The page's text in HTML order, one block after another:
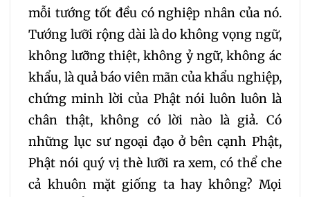
296 297 298
299 300 301
302 303 304
305 306 307
308 309 310
mỗi tướng tốt đều có nghiệp nhân của nó.
Tướng lưỡi rộng dài là do không vọng ngữ,
không lưỡng thiệt, không ỷ ngữ, không ác
khẩu, là quả báo viên mãn của khẩu nghiệp,
chứng minh lời của Phật nói luôn luôn là
chân thật, không có lời nào là giả. Có
những lục sư ngoại đạo ở bên cạnh Phật,
Phật nói quý vị thè lưỡi ra xem, có thể che
cả khuôn mặt giống ta hay không? Mọi